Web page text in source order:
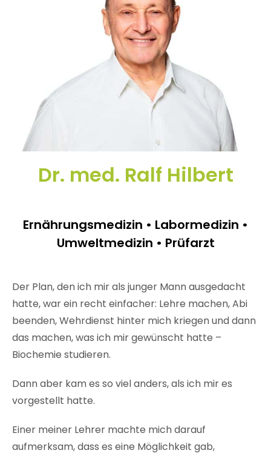
Dr. med. Ralf Hilbert
Ernährungsmedizin • Labormedizin •
Umweltmedizin • Prüfarzt
Der Plan, den ich mir als junger Mann ausgedacht
hatte, war ein recht einfacher: Lehre machen, Abi
beenden, Wehrdienst hinter mich kriegen und dann
das machen, was ich mir gewünscht hatte –
Biochemie studieren.
Dann aber kam es so viel anders, als ich mir es
vorgestellt hatte.
Einer meiner Lehrer machte mich darauf
aufmerksam, dass es eine Möglichkeit gab,